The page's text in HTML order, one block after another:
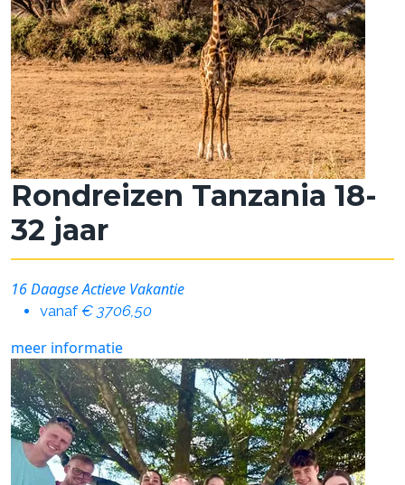
Rondreizen Tanzania 18-
32 jaar
16 Daagse Actieve Vakantie
vanaf€ 3706,50
meer informatie